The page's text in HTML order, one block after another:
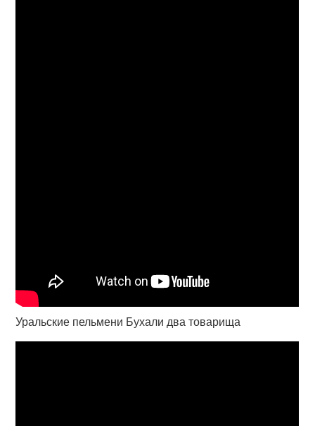
Уральские пельмени Бухали два товарища